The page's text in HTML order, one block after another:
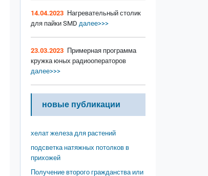
14.04.2023 Нагревательный столик
для пайки SMD далее>>>
23.03.2023 Примерная программа
кружка юных радиооператоров
далее>>>
новые публикации
хелат железа для растений
подсветка натяжных потолков в
прихожей
Получение второго гражданства или